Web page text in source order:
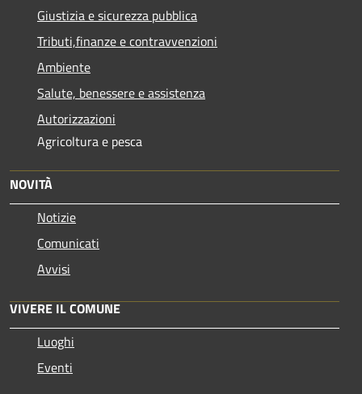
Giustizia e sicurezza pubblica
Tributi,finanze e contravvenzioni
Ambiente
Salute, benessere e assistenza
Autorizzazioni
Agricoltura e pesca
NOVITÀ
Notizie
Comunicati
Avvisi
VIVERE IL COMUNE
Luoghi
Eventi